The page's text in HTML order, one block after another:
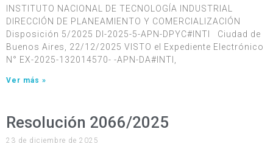
INSTITUTO NACIONAL DE TECNOLOGÍA INDUSTRIAL
DIRECCIÓN DE PLANEAMIENTO Y COMERCIALIZACIÓN
Disposición 5/2025 DI-2025-5-APN-DPYC#INTI Ciudad de
Buenos Aires, 22/12/2025 VISTO el Expediente Electrónico
N° EX-2025-132014570- -APN-DA#INTI,
Ver más »
Resolución 2066/2025
23 de diciembre de 2025